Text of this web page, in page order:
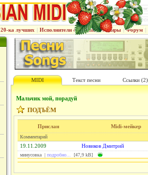
20-ка лучших | Исполнители & группы | Жанры | Форум |
MIDI Текст песни Ссылки (2)
Мальчик мой, порадуй
ПОДЪЁМ
Прислан Midi-мейкер
Комментарий
19.11.2009 Новиков Дмитрий
минусовка | подробно... [47,9 kB]